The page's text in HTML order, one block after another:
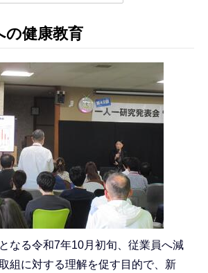
の健康教育
なる令和7年10月初旬、従業員へ減
組に対する理解を促す目的で、新